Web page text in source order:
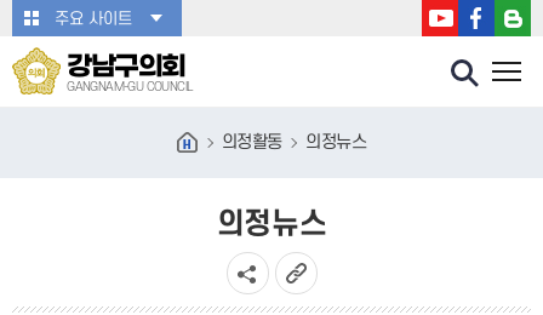
본문바로가기주요 사이트
강남구의회
GANGNAM-GU COUNCIL
의정활동 의정뉴스
의정뉴스